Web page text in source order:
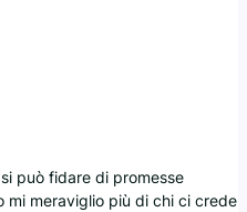
può fidare di promesse
mi meraviglio più di chi ci crede